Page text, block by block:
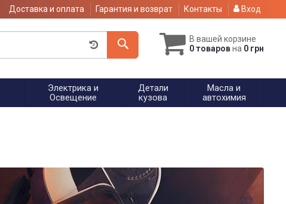
Доставка и оплата Гарантия и возврат Контакты Вход
В вашей корзине
0 товаровна 0 грн
Электрика и
Освещение
Детали
кузова
Масла и
автохимия